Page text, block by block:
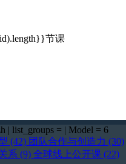
节课
| list_groups = | Model = 6
(42) 团队合作与创造力 (30)
系 (9) 全球线上公开课 (22)